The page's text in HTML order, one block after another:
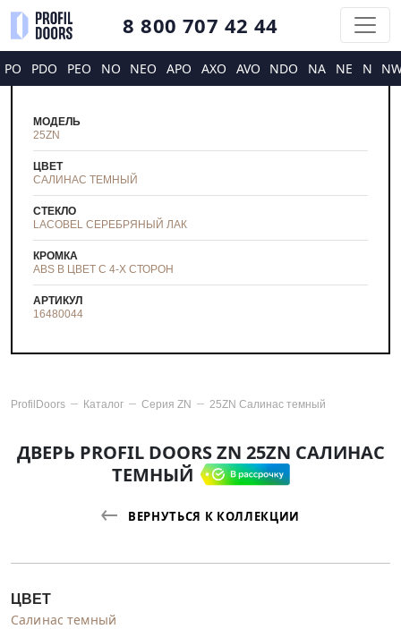
8 800 707 42 44
PO PDO PEO NO NEO APO AXO AVO NDO NA NE N
МОДЕЛЬ
25ZN
ЦВЕТ
САЛИНАС ТЕМНЫЙ
СТЕКЛО
LACOBEL СЕРЕБРЯНЫЙ ЛАК
КРОМКА
ABS В ЦВЕТ С 4-Х СТОРОН
АРТИКУЛ
16480044
ProfilDoors Каталог Серия ZN 25ZN Салинас темный
ДВЕРЬ PROFIL DOORS ZN 25ZN САЛИНАС
ТЕМНЫЙ
ВЕРНУТЬСЯ К КОЛЛЕКЦИИ
ЦВЕТ
Салинас темный